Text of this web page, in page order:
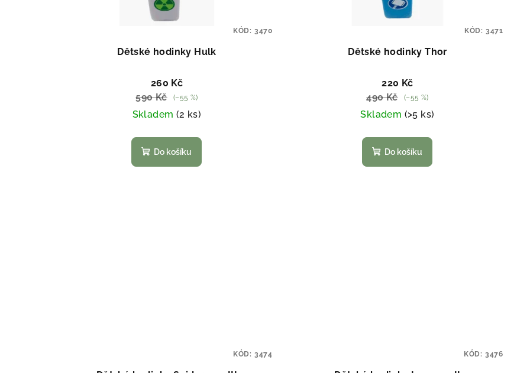
Dětské hodinky Hulk
260 Kč
590 Kč
(–55 %)
Skladem (2 ks)
Do košíku
KÓD: 3470
Dětské hodinky Thor
220 Kč
490 Kč
(–55 %)
Skladem (>5 ks)
Do košíku
KÓD: 3471
KÓD: 3474 KÓD: 3476